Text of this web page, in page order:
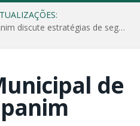
Câmara Municipal de Marapanim discute estratégias de segurança com autoridades e poder executivo